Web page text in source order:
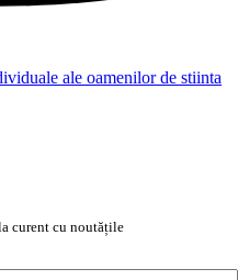
ale oamenilor de stiinta
curent cu noutățile